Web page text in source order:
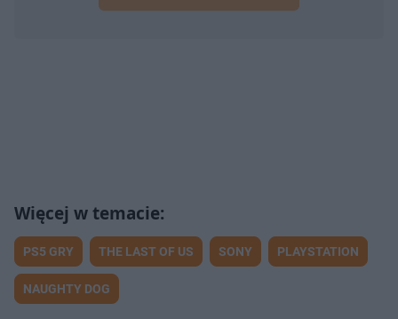
PS5 GRY THE LAST OF US SONY PLAYSTATION
NAUGHTY DOG